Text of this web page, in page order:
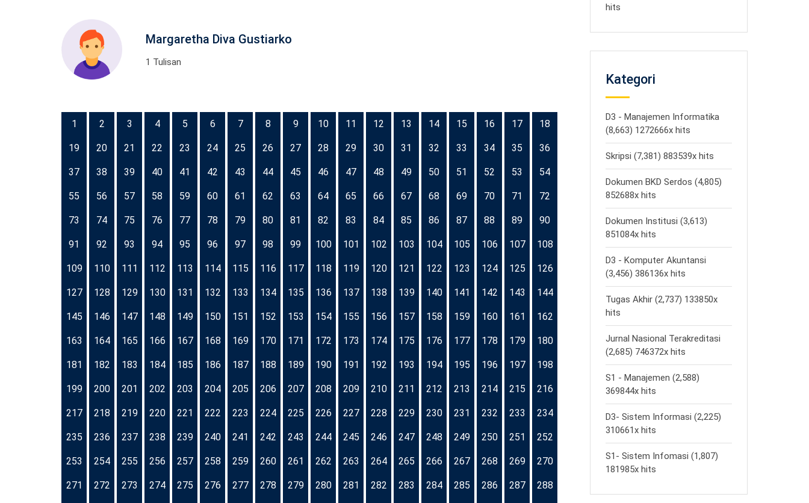
Margaretha Diva Gustiarko
1 Tulisan
1 2 3 4 5 6 7 8 9 10 11 12 13 14 15 16 17 18
19 20 21 22 23 24 25 26 27 28 29 30 31 32 33 34 35 36
37 38 39 40 41 42 43 44 45 46 47 48 49 50 51 52 53 54
55 56 57 58 59 60 61 62 63 64 65 66 67 68 69 70 71 72
73 74 75 76 77 78 79 80 81 82 83 84 85 86 87 88 89 90
91 92 93 94 95 96 97 98 99 100 101 102 103 104 105 106 107 108
109 110 111 112 113 114 115 116 117 118 119 120 121 122 123 124 125 126
127 128 129 130 131 132 133 134 135 136 137 138 139 140 141 142 143 144
145 146 147 148 149 150 151 152 153 154 155 156 157 158 159 160 161 162
163 164 165 166 167 168 169 170 171 172 173 174 175 176 177 178 179 180
181 182 183 184 185 186 187 188 189 190 191 192 193 194 195 196 197 198
199 200 201 202 203 204 205 206 207 208 209 210 211 212 213 214 215 216
217 218 219 220 221 222 223 224 225 226 227 228 229 230 231 232 233 234
235 236 237 238 239 240 241 242 243 244 245 246 247 248 249 250 251 252
253 254 255 256 257 258 259 260 261 262 263 264 265 266 267 268 269 270
271 272 273 274 275 276 277 278 279 280 281 282 283 284 285 286 287 288
hits
Kategori
D3 - Manajemen Informatika
(8,663) 1272666x hits
Skripsi (7,381) 883539x hits
Dokumen BKD Serdos (4,805)
852688x hits
Dokumen Institusi (3,613)
851084x hits
D3 - Komputer Akuntansi
(3,456) 386136x hits
Tugas Akhir (2,737) 133850x
hits
Jurnal Nasional Terakreditasi
(2,685) 746372x hits
S1 - Manajemen (2,588)
369844x hits
D3- Sistem Informasi (2,225)
310661x hits
S1- Sistem Infomasi (1,807)
181985x hits